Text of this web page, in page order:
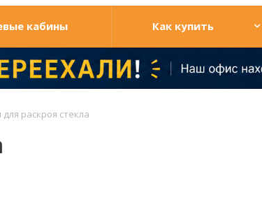
кабины Как купить
раскроя стекла